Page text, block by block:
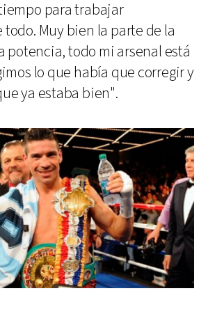
para trabajar
Muy bien la parte de la
potencia, todo mi arsenal está
lo que había que corregir y
ya estaba bien".